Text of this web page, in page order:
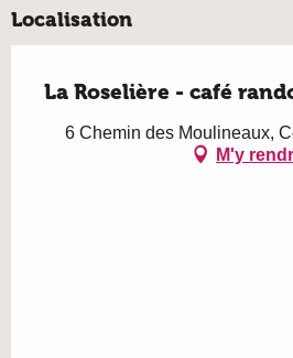
Localisation
La Roselière - café
6 Chemin des Moulineaux,
M'y